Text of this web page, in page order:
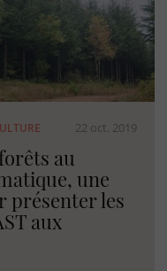
22 oct. 2019
au
une
présenter les
aux